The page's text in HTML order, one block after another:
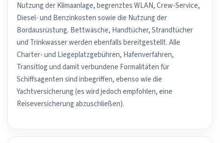
Nutzung der Klimaanlage, begrenztes WLAN, Crew-Service,
Diesel- und Benzinkosten sowie die Nutzung der
Bordausrüstung. Bettwäsche, Handtücher, Strandtücher
und Trinkwasser werden ebenfalls bereitgestellt. Alle
Charter- und Liegeplatzgebühren, Hafenverfahren,
Transitlog und damit verbundene Formalitäten für
Schiffsagenten sind inbegriffen, ebenso wie die
Yachtversicherung (es wird jedoch empfohlen, eine
Reiseversicherung abzuschließen).